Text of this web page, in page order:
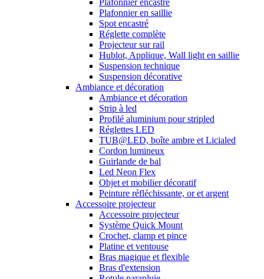
Plafonnier encastré
Plafonnier en saillie
Spot encastré
Réglette complète
Projecteur sur rail
Hublot, Applique, Wall light en saillie
Suspension technique
Suspension décorative
Ambiance et décoration
Ambiance et décoration
Strip à led
Profilé aluminium pour stripled
Réglettes LED
TUB@LED, boîte ambre et Licialed
Cordon lumineux
Guirlande de bal
Led Neon Flex
Objet et mobilier décoratif
Peinture réfléchissante, or et argent
Accessoire projecteur
Accessoire projecteur
Système Quick Mount
Crochet, clamp et pince
Platine et ventouse
Bras magique et flexible
Bras d'extension